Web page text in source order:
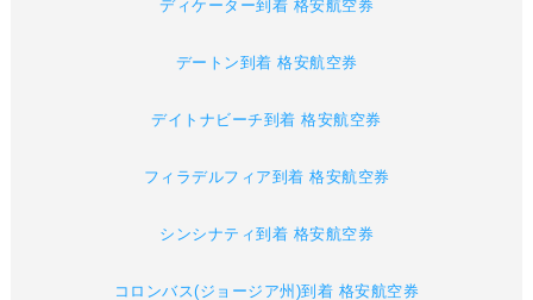
ディケーター到着 格安航空券
デートン到着 格安航空券
デイトナビーチ到着 格安航空券
フィラデルフィア到着 格安航空券
シンシナティ到着 格安航空券
コロンバス(ジョージア州)到着 格安航空券